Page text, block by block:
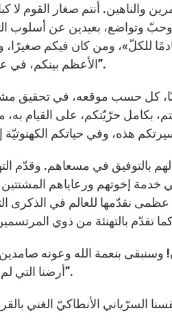
والناهين. أنتم صغار القوم
وحبّ وتواضع، بعيدين عن أسلوب
للكلّ»، ومن كان فيكم
الأعظم بينكم، في عين الله وفي عين الكنيسة وفي عين المجتمع”.
كل حسب موقعه، في تحقيق
بكامل حرّيّتكم، على القيام
في مسعاهم. وقدّم
خدمة إخوتهم ورعاياهم
نقدّمها للعالم في الذكرى
وسنبقى بنعمة الله وعونه
أرضنا التي لم نغتصبها من أحد بل هي ورثٌ ورثناه من آبائنا”.
السرّياني الأنطاكيّ الغني